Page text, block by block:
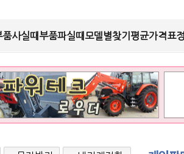
품사실때 부품파실때 모델별찾기 평균가격표